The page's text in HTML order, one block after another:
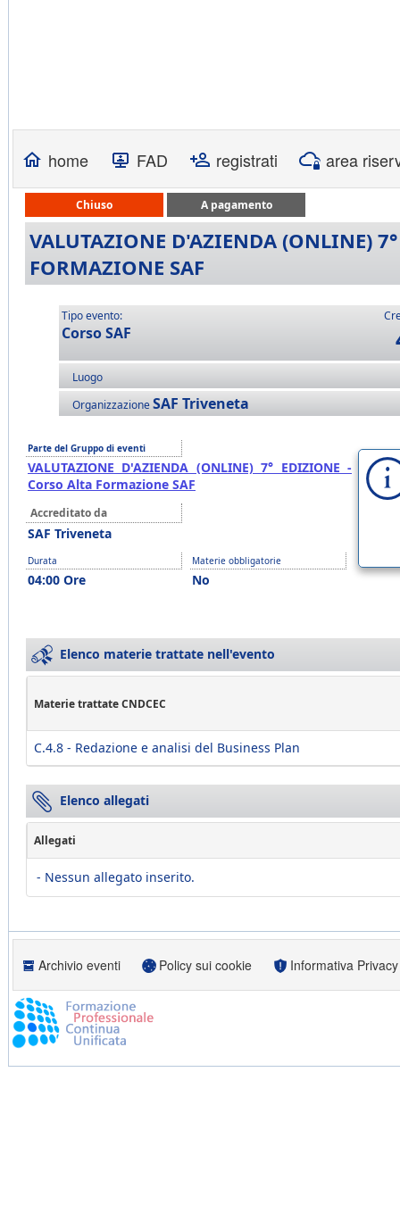
home FAD registrati area
Chiuso A pagamento
VALUTAZIONE D'AZIENDA (ONLINE)
FORMAZIONE SAF
Tipo evento:
Corso SAF
Luogo
OrganizzazioneSAF Triveneta
Parte del Gruppo di eventi
VALUTAZIONE D'AZIENDA (ONLINE) 7° EDIZIONE -
Corso Alta Formazione SAF
Accreditato da
SAF Triveneta
Durata
04:00 Ore
Materie obbligatorie
No
Elenco materie trattate nell'evento
Materie trattate CNDCEC
C.4.8 - Redazione e analisi del Business Plan
Elenco allegati
Allegati
- Nessun allegato inserito.
Archivio eventi Policy sui cookie Informativa Privacy